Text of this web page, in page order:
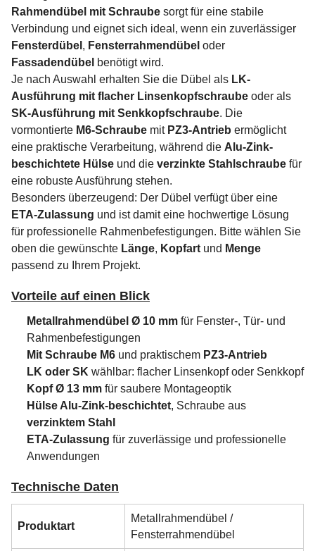
Rahmendübel mit Schraube sorgt für eine stabile
Verbindung und eignet sich ideal, wenn ein zuverlässiger
Fensterdübel , Fensterrahmendübel oder
Fassadendübel benötigt wird.
Je nach Auswahl erhalten Sie die Dübel als LK-
Ausführung mit flacher Linsenkopfschraube oder als
SK-Ausführung mit Senkkopfschraube. Die
vormontierte M6-Schraube mit PZ3-Antrieb ermöglicht
eine praktische Verarbeitung, während die Alu-Zink-
beschichtete Hülse und die verzinkte Stahlschraube für
eine robuste Ausführung stehen.
Besonders überzeugend: Der Dübel verfügt über eine
ETA-Zulassung und ist damit eine hochwertige Lösung
für professionelle Rahmenbefestigungen. Bitte wählen Sie
oben die gewünschte Länge, Kopfart und Menge
passend zu Ihrem Projekt.
Vorteile auf einen Blick
Metallrahmendübel Ø 10 mm für Fenster-, Tür- und
Rahmenbefestigungen
Mit Schraube M6 und praktischem PZ3-Antrieb
LK oder SK wählbar: flacher Linsenkopf oder Senkkopf
Kopf Ø 13 mm für saubere Montageoptik
Hülse Alu-Zink-beschichtet, Schraube aus
verzinktem Stahl
ETA-Zulassung für zuverlässige und professionelle
Anwendungen
Technische Daten
Produktart
Metallrahmendübel /
Fensterrahmendübel